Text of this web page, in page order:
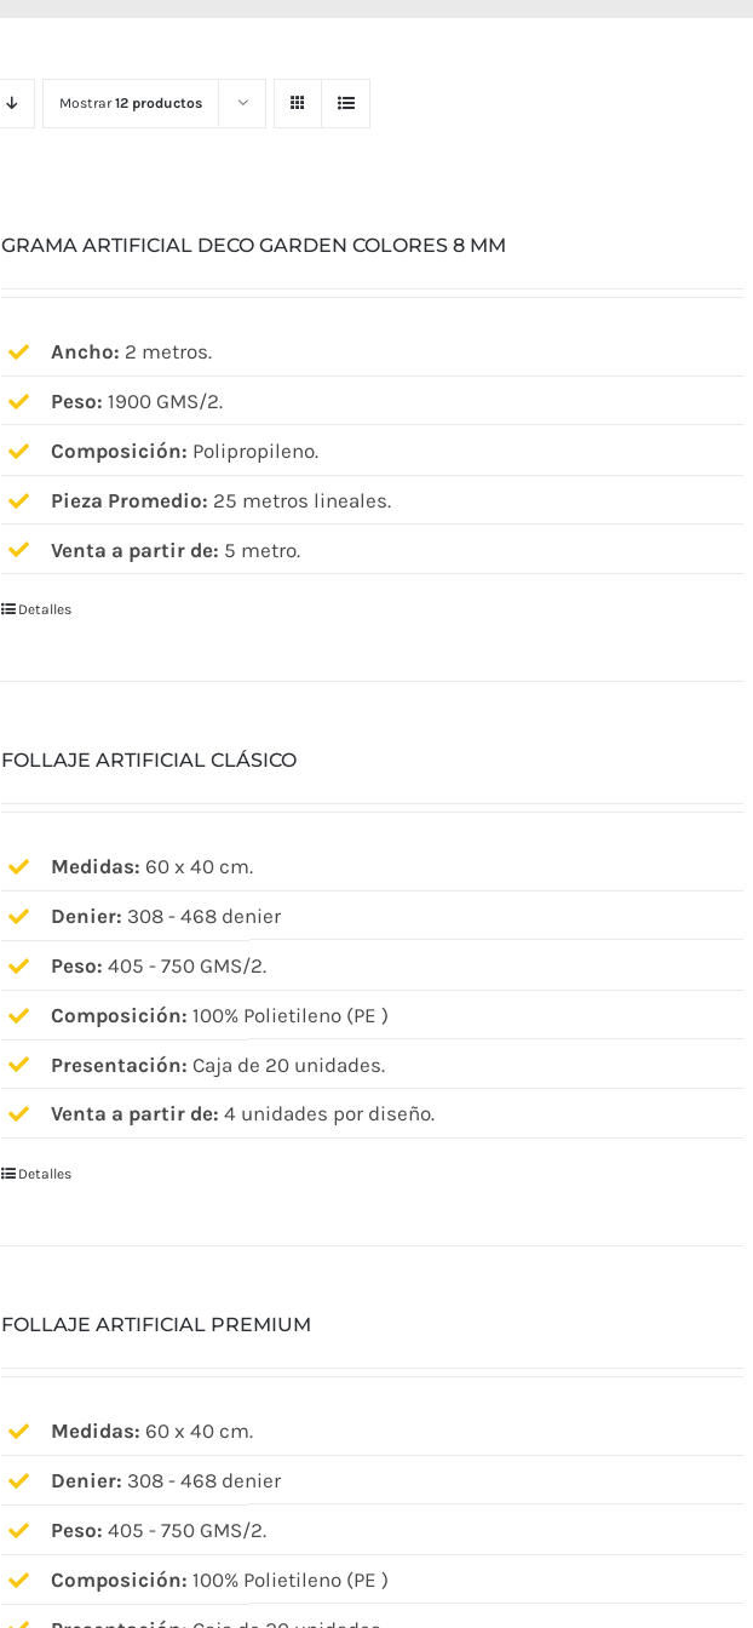
Mostrar12 productos
GRAMA ARTIFICIAL DECO GARDEN COLORES 8 MM
Ancho: 2 metros.
Peso: 1900 GMS/2.
Composición: Polipropileno.
Pieza Promedio: 25 metros lineales.
Venta a partir de: 5 metro.
Detalles
FOLLAJE ARTIFICIAL CLÁSICO
Medidas: 60 x 40 cm.
Denier: 308 - 468 denier
Peso: 405 - 750 GMS/2.
Composición: 100% Polietileno (PE )
Presentación: Caja de 20 unidades.
Venta a partir de: 4 unidades por diseño.
Detalles
FOLLAJE ARTIFICIAL PREMIUM
Medidas: 60 x 40 cm.
Denier: 308 - 468 denier
Peso: 405 - 750 GMS/2.
Composición: 100% Polietileno (PE )